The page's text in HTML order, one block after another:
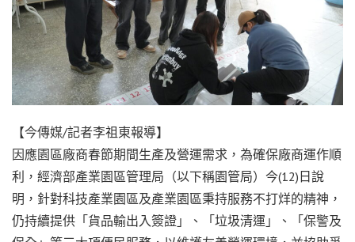
【今傳媒/記者李祖東報導】
因應園區廠商春節期間生產及營運需求，為確保廠商運作順
利，經濟部產業園區管理局（以下稱園管局）今(12)日說
明，針對科技產業園區及產業園區秉持服務不打烊的精神，
仍持續提供「貨品輸出入簽證」、「垃圾清運」、「保警及